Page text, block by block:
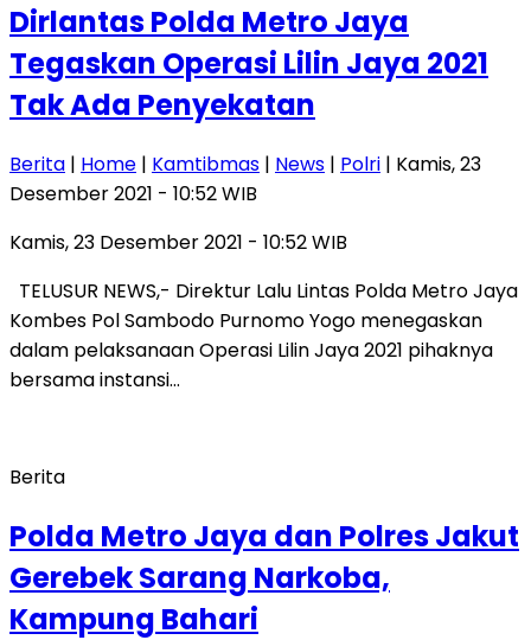
Dirlantas Polda Metro Jaya
Tegaskan Operasi Lilin Jaya 2021
Tak Ada Penyekatan
Berita | Home | Kamtibmas | News | Polri | Kamis, 23
Desember 2021 - 10:52 WIB
Kamis, 23 Desember 2021 - 10:52 WIB
TELUSUR NEWS,- Direktur Lalu Lintas Polda Metro Jaya
Kombes Pol Sambodo Purnomo Yogo menegaskan
dalam pelaksanaan Operasi Lilin Jaya 2021 pihaknya
bersama instansi…
Berita
Polda Metro Jaya dan Polres Jakut
Gerebek Sarang Narkoba,
Kampung Bahari